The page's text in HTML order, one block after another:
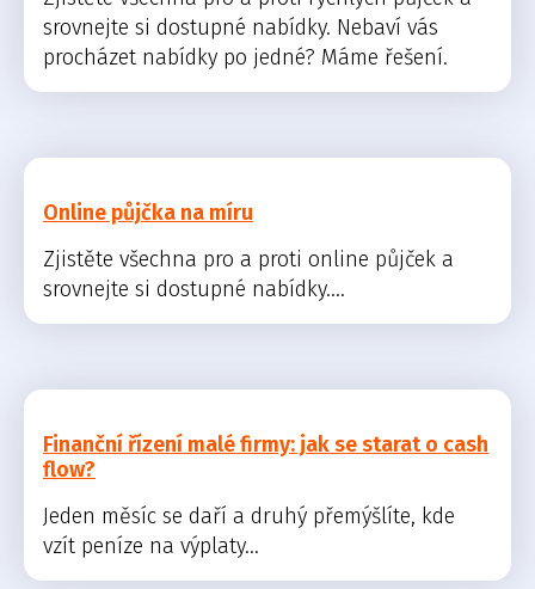
srovnejte si dostupné nabídky. Nebaví vás
procházet nabídky po jedné? Máme řešení.
Online půjčka na míru
Zjistěte všechna pro a proti online půjček a
srovnejte si dostupné nabídky....
Finanční řízení malé firmy: jak se starat o cash
flow?
Jeden měsíc se daří a druhý přemýšlíte, kde
vzít peníze na výplaty...